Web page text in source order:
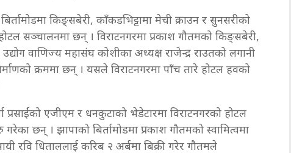
किङ्सबेरी, काँकडभिट्टामा मेची क्राउन र सुनसरीको
होटल सञ्चालनमा छन् । विराटनगरमा प्रकाश गौतमको किङ्सबेरी,
वाणिज्य महासंघ कोशीका अध्यक्ष राजेन्द्र राउतको लगानी
क्रममा छन् । यसले विराटनगरमा पाँच तारे होटल हवको
प्रसाईंको एजीएम र धनकुटाको भेडेटारमा विराटनगरको होटल
छन् । झापाको बिर्तामोडमा प्रकाश गौतमको स्वामित्वमा
रवि धिताललाई करिब २ अर्बमा बिक्री गरेर गौतमले